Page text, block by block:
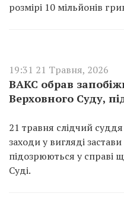
розмірі 10 мільйонів
19:31 21 Травня, 2026
ВАКС обрав
Верховного Суду,
21 травня слідчий
заходи у вигляді
підозрюються у справі
Суді.